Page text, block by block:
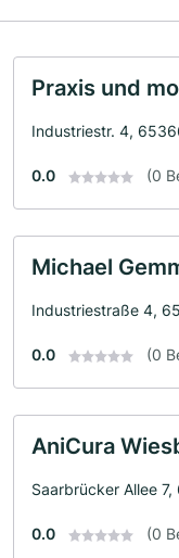
Praxis und
Industriestr. 4,
0.0 (0
Michael
Industriestraße 4,
0.0 (0
AniCura
Saarbrücker Allee
0.0 (0